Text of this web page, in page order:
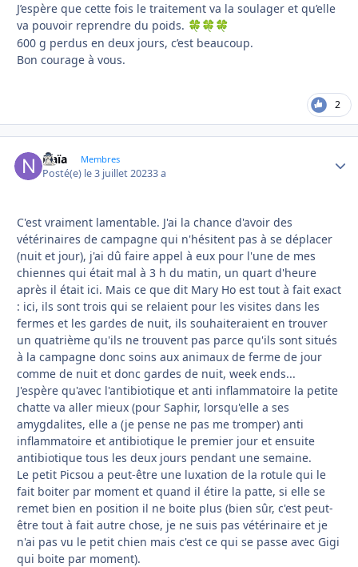
J’espère que cette fois le traitement va la soulager et qu’elle
va pouvoir reprendre du poids. 🍀🍀🍀
600 g perdus en deux jours, c’est beaucoup.
Bon courage à vous.
2
Naïa Membres
Posté(e) le 3 juillet 20233 a
C'est vraiment lamentable. J'ai la chance d'avoir des
vétérinaires de campagne qui n'hésitent pas à se déplacer
(nuit et jour), j'ai dû faire appel à eux pour l'une de mes
chiennes qui était mal à 3 h du matin, un quart d'heure
après il était ici. Mais ce que dit Mary Ho est tout à fait exact
: ici, ils sont trois qui se relaient pour les visites dans les
fermes et les gardes de nuit, ils souhaiteraient en trouver
un quatrième qu'ils ne trouvent pas parce qu'ils sont situés
à la campagne donc soins aux animaux de ferme de jour
comme de nuit et donc gardes de nuit, week ends...
J'espère qu'avec l'antibiotique et anti inflammatoire la petite
chatte va aller mieux (pour Saphir, lorsqu'elle a ses
amygdalites, elle a (je pense ne pas me tromper) anti
inflammatoire et antibiotique le premier jour et ensuite
antibiotique tous les deux jours pendant une semaine.
Le petit Picsou a peut-être une luxation de la rotule qui le
fait boiter par moment et quand il étire la patte, si elle se
remet bien en position il ne boite plus (bien sûr, c'est peut-
être tout à fait autre chose, je ne suis pas vétérinaire et je
n'ai pas vu le petit chien mais c'est ce qui se passe avec Gigi
qui boite par moment).